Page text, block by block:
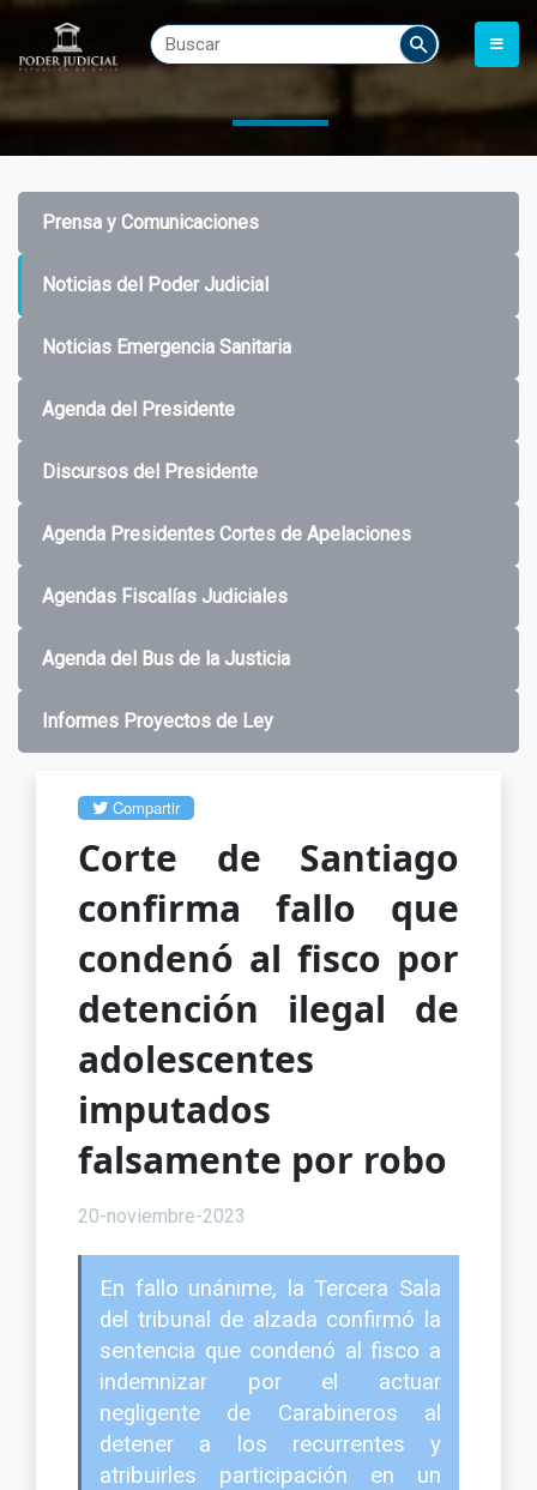
Prensa y Comunicaciones
Noticias del Poder Judicial
Noticias Emergencia Sanitaria
Agenda del Presidente
Discursos del Presidente
Agenda Presidentes Cortes de Apelaciones
Agendas Fiscalías Judiciales
Agenda del Bus de la Justicia
Informes Proyectos de Ley
Compartir
Corte de Santiago
confirma fallo que
condenó al fisco por
detención ilegal de
adolescentes
imputados
falsamente por robo
20-noviembre-2023
En fallo unánime, la Tercera Sala
del tribunal de alzada confirmó la
sentencia que condenó al fisco a
indemnizar por el actuar
negligente de Carabineros al
detener a los recurrentes y
atribuirles participación en un